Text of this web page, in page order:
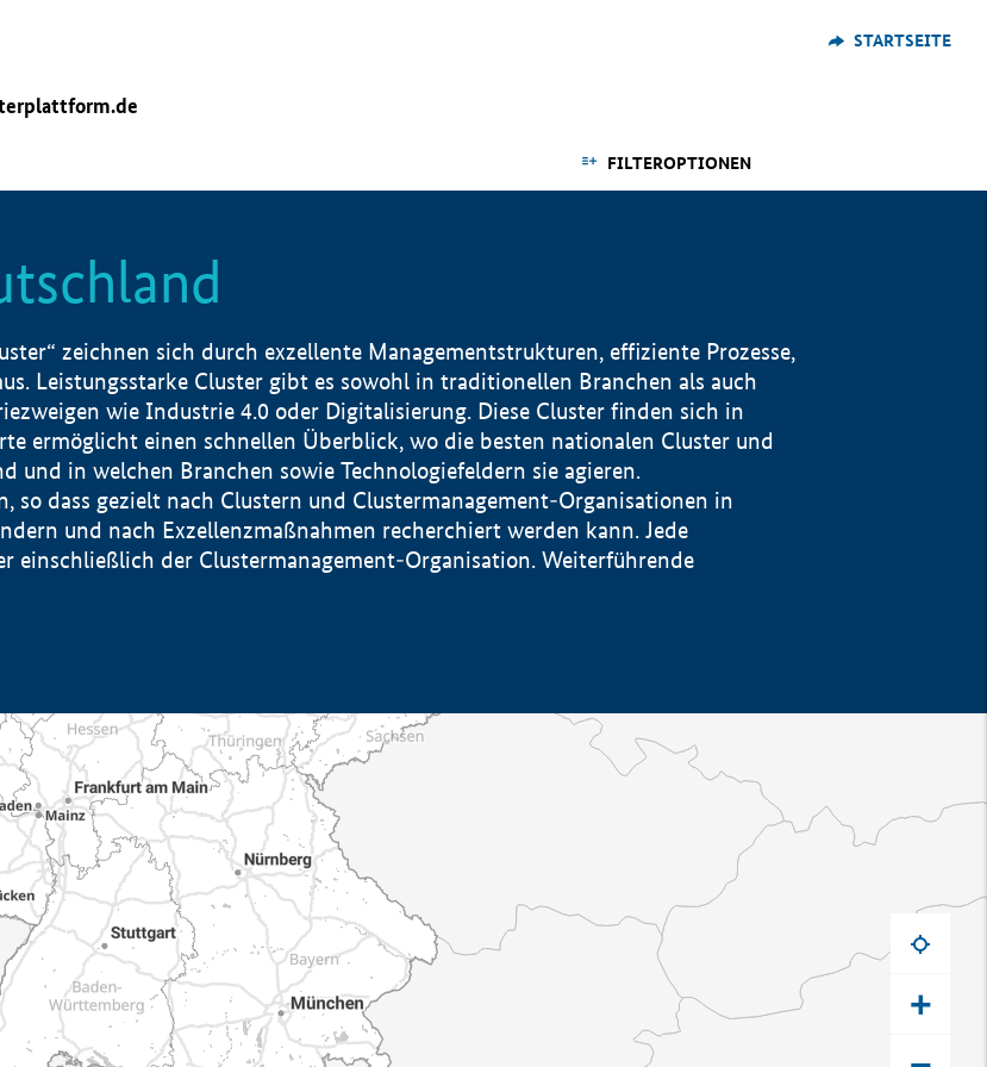
STARTSEITE
FILTEROPTIONEN
zeichnen sich durch exzellente Managementstrukturen, effiziente Prozesse,
Leistungsstarke Cluster gibt es sowohl in traditionellen Branchen als auch
wie Industrie 4.0 oder Digitalisierung. Diese Cluster finden sich in
ermöglicht einen schnellen Überblick, wo die besten nationalen Cluster und
und in welchen Branchen sowie Technologiefeldern sie agieren.
so dass gezielt nach Clustern und Clustermanagement-Organisationen in
und nach Exzellenzmaßnahmen recherchiert werden kann. Jede
einschließlich der Clustermanagement-Organisation. Weiterführende
+